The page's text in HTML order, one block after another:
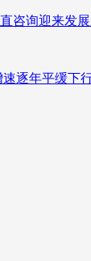
咨询迎来发
逐年平缓下